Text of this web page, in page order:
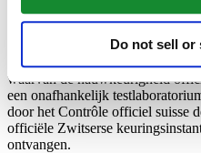
Do not sell or
Exact, nóg exacter –
waarvan de nauwkeurigheid
een onafhankelijk
door het Contrôle officiel suisse
officiële Zwitserse
ontvangen.